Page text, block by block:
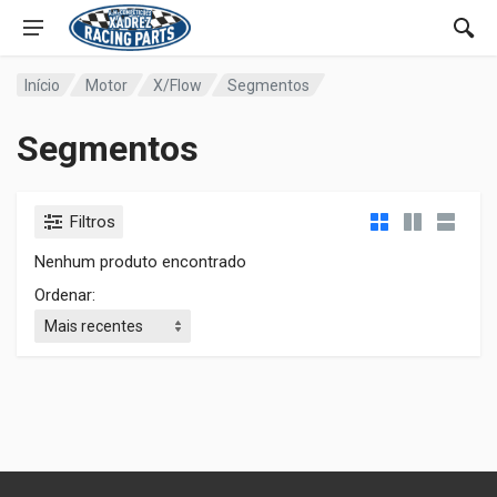
Início Motor X/Flow Segmentos
Segmentos
Filtros
Nenhum produto encontrado
Ordenar: